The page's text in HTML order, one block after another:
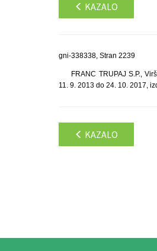
KAZALO
gni-338338, Stran 2239
FRANC TRUPAJ S.P.,
11. 9. 2013 do 24. 10. 2017,
KAZALO